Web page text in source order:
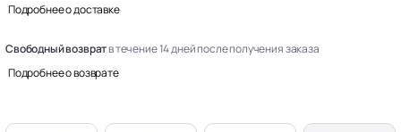
Подробнее о доставке
Свободный возвратв течение 14 дней после получения заказа
Подробнее о возврате